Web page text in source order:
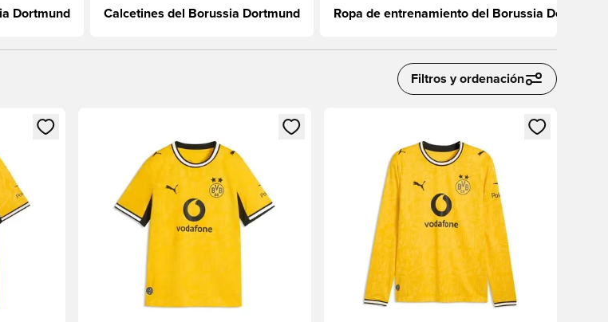
Dortmund Calcetines del Borussia Dortmund Ropa de entrenamiento del Borussia Dortmund
Filtros y ordenación
o registrarse como miembro
Abre un modal para iniciar sesión o registrarse como miembroAbre un modal para iniciar sesión o registrarse